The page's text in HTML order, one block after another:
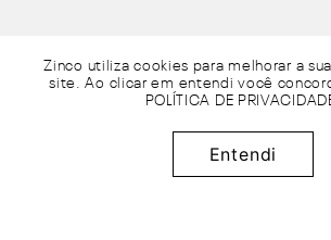
Zinco utiliza cookies para melhorar a
site. Ao clicar em entendi você
POLÍTICA DE
Entendi